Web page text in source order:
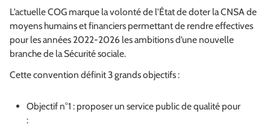
L’actuelle COG marque la volonté de l’État de doter la CNSA de
moyens humains et financiers permettant de rendre effectives
pour les années 2022-2026 les ambitions d’une nouvelle
branche de la Sécurité sociale.
Cette convention définit 3 grands objectifs :
Objectif n°1 : proposer un service public de qualité pour
: